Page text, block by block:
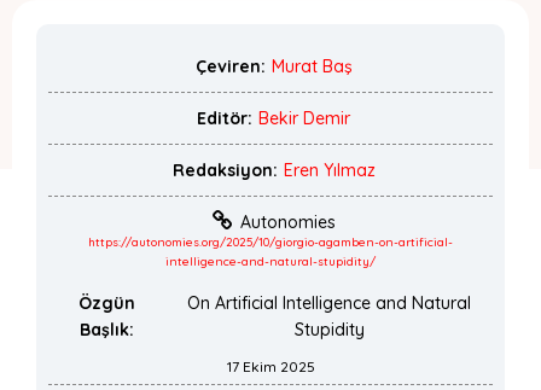
Çeviren: Murat Baş
Editör: Bekir Demir
Redaksiyon: Eren Yılmaz
Autonomies
https://autonomies.org/2025/10/giorgio-agamben-on-artificial-
intelligence-and-natural-stupidity/
Özgün
Başlık:
On Artificial Intelligence and Natural
Stupidity
17 Ekim 2025